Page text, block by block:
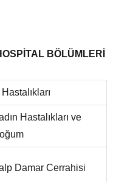
BÖLÜMLERİ
Hastalıkları
Hastalıkları ve
Damar Cerrahisi